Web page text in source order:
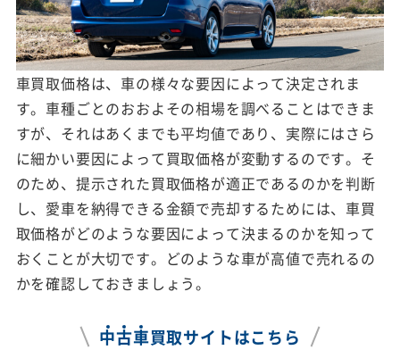
車買取価格は、車の様々な要因によって決定されま
す。車種ごとのおおよその相場を調べることはできま
すが、それはあくまでも平均値であり、実際にはさら
に細かい要因によって買取価格が変動するのです。そ
のため、提示された買取価格が適正であるのかを判断
し、愛車を納得できる金額で売却するためには、車買
取価格がどのような要因によって決まるのかを知って
おくことが大切です。どのような車が高値で売れるの
かを確認しておきましょう。
中古車買取サイトはこちら